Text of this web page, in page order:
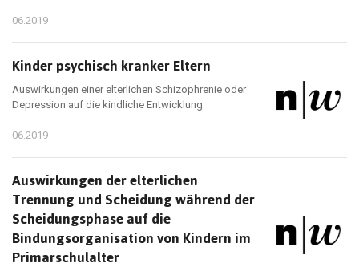
06.2019
Kinder psychisch kranker Eltern
Auswirkungen einer elterlichen Schizophrenie oder
Depression auf die kindliche Entwicklung
06.2019
Auswirkungen der elterlichen
Trennung und Scheidung während der
Scheidungsphase auf die
Bindungsorganisation von Kindern im
Primarschulalter